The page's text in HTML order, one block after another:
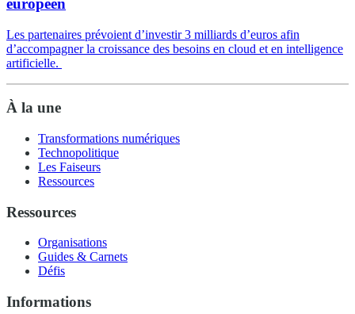
européen
Les partenaires prévoient d’investir 3 milliards d’euros afin
d’accompagner la croissance des besoins en cloud et en intelligence
artificielle.
À la une
Transformations numériques
Technopolitique
Les Faiseurs
Ressources
Ressources
Organisations
Guides & Carnets
Défis
Informations